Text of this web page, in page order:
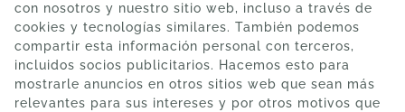
con nosotros y nuestro sitio web, incluso a través de
cookies y tecnologías similares. También podemos
compartir esta información personal con terceros,
incluidos socios publicitarios. Hacemos esto para
mostrarle anuncios en otros sitios web que sean más
relevantes para sus intereses y por otros motivos que